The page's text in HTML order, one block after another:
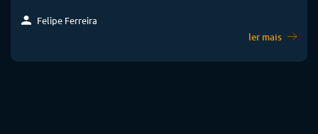
Felipe Ferreira
ler mais